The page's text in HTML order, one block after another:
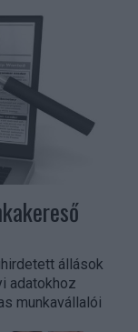
állások
adatokhoz
munkavállalói